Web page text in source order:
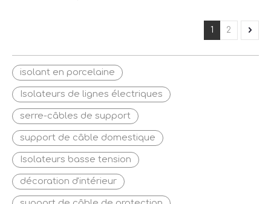
1 2
isolant en porcelaine
Isolateurs de lignes électriques
serre-câbles de support
support de câble domestique
Isolateurs basse tension
décoration d'intérieur